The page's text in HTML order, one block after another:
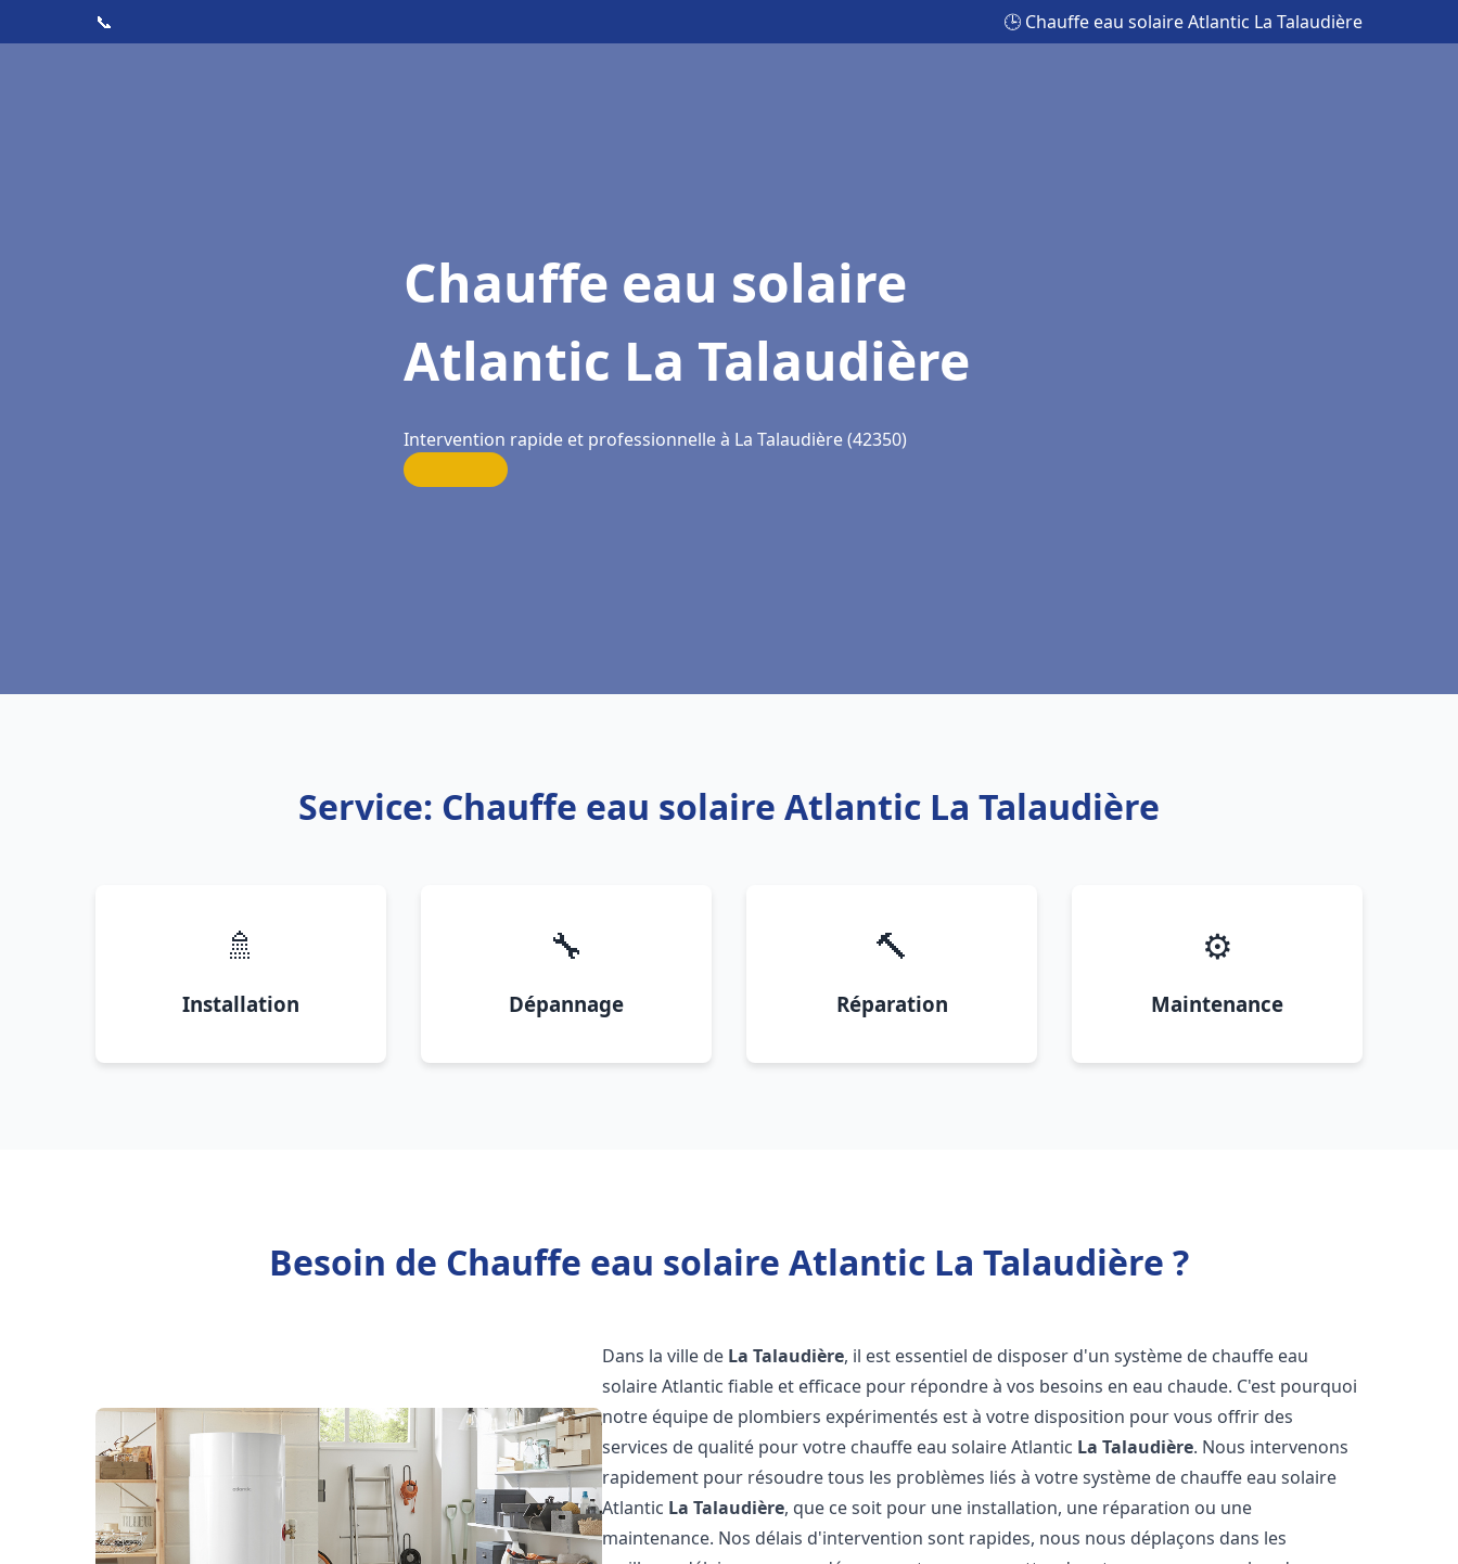
📞 🕒 Chauffe eau solaire Atlantic La Talaudière
Chauffe eau solaire
Atlantic La Talaudière
Intervention rapide et professionnelle à La Talaudière (42350)
Service: Chauffe eau solaire Atlantic La Talaudière
🚿
Installation
🔧
Dépannage
🔨
Réparation
⚙️
Maintenance
Besoin de Chauffe eau solaire Atlantic La Talaudière ?
Dans la ville de La Talaudière, il est essentiel de disposer d'un système de chauffe eau
solaire Atlantic fiable et efficace pour répondre à vos besoins en eau chaude. C'est pourquoi
notre équipe de plombiers expérimentés est à votre disposition pour vous offrir des
services de qualité pour votre chauffe eau solaire Atlantic La Talaudière. Nous intervenons
rapidement pour résoudre tous les problèmes liés à votre système de chauffe eau solaire
Atlantic La Talaudière, que ce soit pour une installation, une réparation ou une
maintenance. Nos délais d'intervention sont rapides, nous nous déplaçons dans les